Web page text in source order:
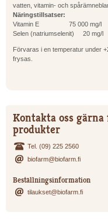
vatten, vitamin- och
Näringstillsatser:
Vitamin E 75 000 mg/l
Selen (natriumselenit) 20 mg/l
Förvaras i en temperatur under
frysas.
Kontakta oss
produkter
Tel. (09) 225 2560
biofarm@biofarm.fi
Beställningsinformation
tilaukset@biofarm.fi